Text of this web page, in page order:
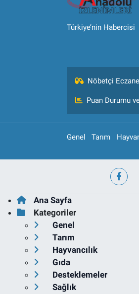
Türkiye’nin Habercisi
Nöbetçi
Puan Durumu
Genel Tarım
Ana Sayfa
Kategoriler
Genel
Tarım
Hayvancılık
Gıda
Desteklemeler
Sağlık